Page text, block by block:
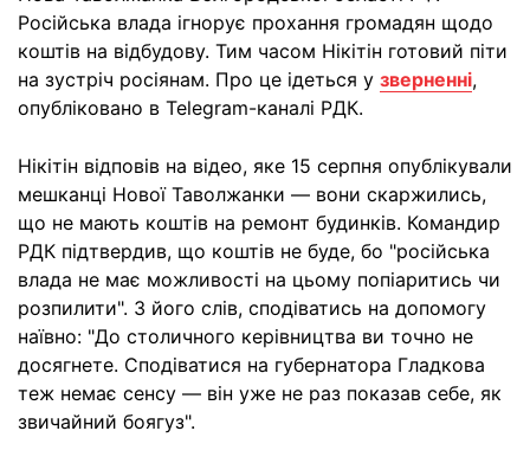
Російська влада ігнорує прохання громадян щодо
коштів на відбудову. Тим часом Нікітін готовий піти
на зустріч росіянам. Про це ідеться у зверненні,
опубліковано в Telegram-каналі РДК.
Нікітін відповів на відео, яке 15 серпня опублікували
мешканці Нової Таволжанки — вони скаржились,
що не мають коштів на ремонт будинків. Командир
РДК підтвердив, що коштів не буде, бо "російська
влада не має можливості на цьому попіаритись чи
розпилити". З його слів, сподіватись на допомогу
наївно: "До столичного керівництва ви точно не
досягнете. Сподіватися на губернатора Гладкова
теж немає сенсу — він уже не раз показав себе, як
звичайний боягуз".